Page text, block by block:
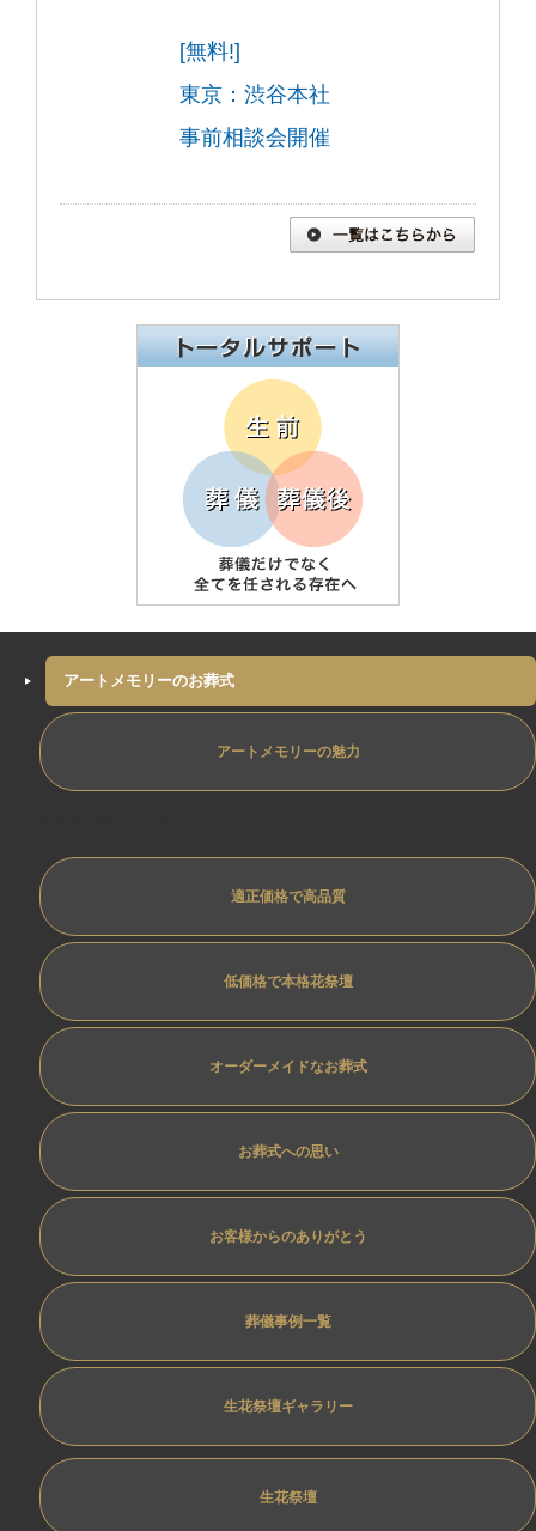
[無料!]
東京：渋谷本社
事前相談会開催
アートメモリーのお葬式
アートメモリーの魅力
適正価格で高品質
低価格で本格花祭壇
オーダーメイドなお葬式
お葬式への思い
お客様からのありがとう
葬儀事例一覧
生花祭壇ギャラリー
生花祭壇